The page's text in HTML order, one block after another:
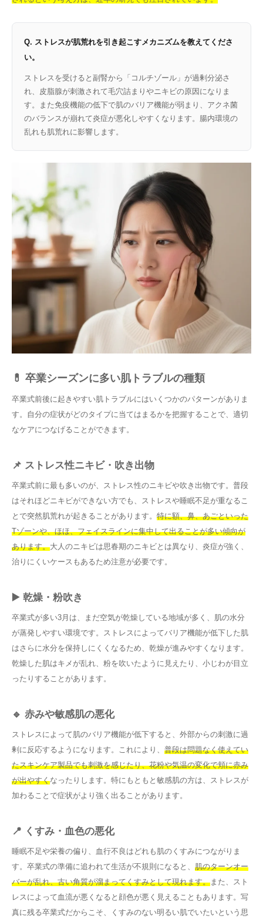
Q. ストレスが肌荒れを引き起こすメカニズムを教えてくださ
い。
ストレスを受けると副腎から「コルチゾール」が過剰分泌さ
れ、皮脂腺が刺激されて毛穴詰まりやニキビの原因になりま
す。また免疫機能の低下で肌のバリア機能が弱まり、アクネ菌
のバランスが崩れて炎症が悪化しやすくなります。腸内環境の
乱れも肌荒れに影響します。
💊 卒業シーズンに多い肌トラブルの種類
卒業式前後に起きやすい肌トラブルにはいくつかのパターンがありま
す。自分の症状がどのタイプに当てはまるかを把握することで、適切
なケアにつなげることができます。
📌 ストレス性ニキビ・吹き出物
卒業式前に最も多いのが、ストレス性のニキビや吹き出物です。普段
はそれほどニキビができない方でも、ストレスや睡眠不足が重なるこ
とで突然肌荒れが起きることがあります。 特に額、鼻、あごといった
Tゾーンや、ほほ、フェイスラインに集中して出ることが多い傾向が
あります。大人のニキビは思春期のニキビとは異なり、炎症が強く、
治りにくいケースもあるため注意が必要です。
▶️ 乾燥・粉吹き
卒業式が多い3月は、まだ空気が乾燥している地域が多く、肌の水分
が蒸発しやすい環境です。ストレスによってバリア機能が低下した肌
はさらに水分を保持しにくくなるため、乾燥が進みやすくなります。
乾燥した肌はキメが乱れ、粉を吹いたように見えたり、小じわが目立
ったりすることがあります。
🔹 赤みや敏感肌の悪化
ストレスによって肌のバリア機能が低下すると、外部からの刺激に過
剰に反応するようになります。これにより、 普段は問題なく使えてい
たスキンケア製品でも刺激を感じたり、花粉や気温の変化で頬に赤み
が出やすくなったりします。特にもともと敏感肌の方は、ストレスが
加わることで症状がより強く出ることがあります。
📍 くすみ・血色の悪化
睡眠不足や栄養の偏り、血行不良はどれも肌のくすみにつながりま
す。卒業式の準備に追われて生活が不規則になると、 肌のターンオー
バーが乱れ、古い角質が溜まってくすみとして現れます。 また、スト
レスによって血流が悪くなると顔色が悪く見えることもあります。写
真に残る卒業式だからこそ、くすみのない明るい肌でいたいという思